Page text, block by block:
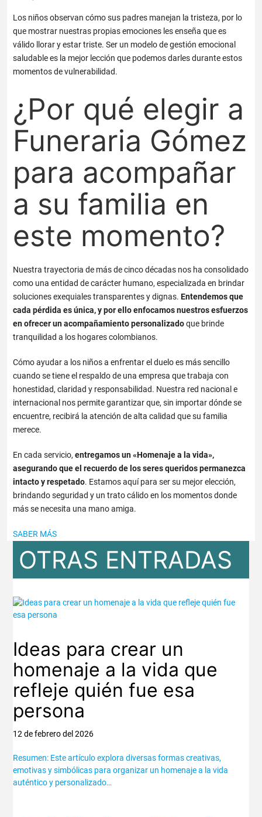
Los niños observan cómo sus padres manejan la tristeza, por lo
que mostrar nuestras propias emociones les enseña que es
válido llorar y estar triste. Ser un modelo de gestión emocional
saludable es la mejor lección que podemos darles durante estos
momentos de vulnerabilidad.
¿Por qué elegir a
Funeraria Gómez
para acompañar
a su familia en
este momento?
Nuestra trayectoria de más de cinco décadas nos ha consolidado
como una entidad de carácter humano, especializada en brindar
soluciones exequiales transparentes y dignas.Entendemos que
cada pérdida es única, y por ello enfocamos nuestros esfuerzos
en ofrecer un acompañamiento personalizadoque brinde
tranquilidad a los hogares colombianos.
Cómo ayudar a los niños a enfrentar el dueloes más sencillo
cuando se tiene el respaldo de una empresa que trabaja con
honestidad, claridad y responsabilidad. Nuestra red nacional e
internacional nos permite garantizar que, sin importar dónde se
encuentre, recibirá la atención de alta calidad que su familia
merece.
En cada servicio,entregamos un «Homenaje a la vida»,
asegurando que el recuerdo de los seres queridos permanezca
intacto y respetado. Estamos aquí para ser su mejor elección,
brindando seguridad y un trato cálido en los momentos donde
más se necesita una mano amiga.
SABER MÁS
OTRAS ENTRADAS
Ideas para crear un
homenaje a la vida que
refleje quién fue esa
persona
12 de febrero del 2026
Resumen: Este artículo explora diversas formas creativas,
emotivas y simbólicas para organizar un homenaje a la vida
auténtico y personalizado…